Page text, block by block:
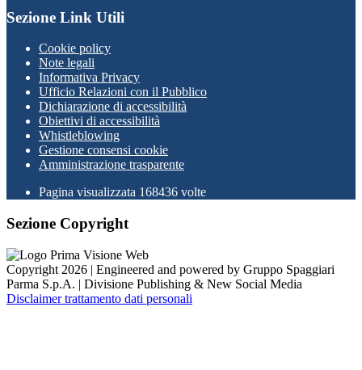
Sezione Link Utili
Cookie policy
Note legali
Informativa Privacy
Ufficio Relazioni con il Pubblico
Dichiarazione di accessibilità
Obiettivi di accessibilità
Whistleblowing
Gestione consensi cookie
Amministrazione trasparente
Pagina visualizzata 168436 volte
Sezione Copyright
Copyright 2026 | Engineered and powered by Gruppo Spaggiari
Parma S.p.A. | Divisione Publishing & New Social Media
Disclaimer trattamento dati personali